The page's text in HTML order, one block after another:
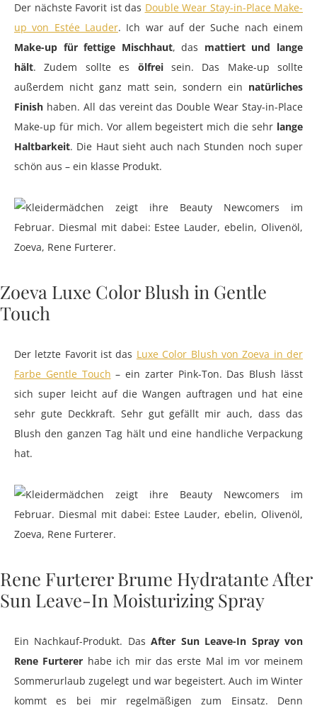
Der nächste Favorit ist das Double Wear Stay-in-Place Make-
up von Estée Lauder. Ich war auf der Suche nach einem
Make-up für fettige Mischhaut, das mattiert und lange
hält. Zudem sollte es ölfreisein. Das Make-up sollte
außerdem nicht ganz matt sein, sondern ein natürliches
Finish haben. All das vereint das Double Wear Stay-in-Place
Make-up für mich. Vor allem begeistert mich die sehr lange
Haltbarkeit. Die Haut sieht auch nach Stunden noch super
schön aus – ein klasse Produkt.
Zoeva Luxe Color Blush in Gentle
Touch
Der letzte Favorit ist das Luxe Color Blush von Zoeva in der
Farbe Gentle Touch – ein zarter Pink-Ton. Das Blush lässt
sich super leicht auf die Wangen auftragen und hat eine
sehr gute Deckkraft. Sehr gut gefällt mir auch, dass das
Blush den ganzen Tag hält und eine handliche Verpackung
hat.
Rene Furterer Brume Hydratante After
Sun Leave-In Moisturizing Spray
Ein Nachkauf-Produkt. DasAfter Sun Leave-In Spray von
Rene Furterer habe ich mir das erste Mal im vor meinem
Sommerurlaub zugelegt und war begeistert. Auch im Winter
kommt es bei mir regelmäßigen zum Einsatz. Denn